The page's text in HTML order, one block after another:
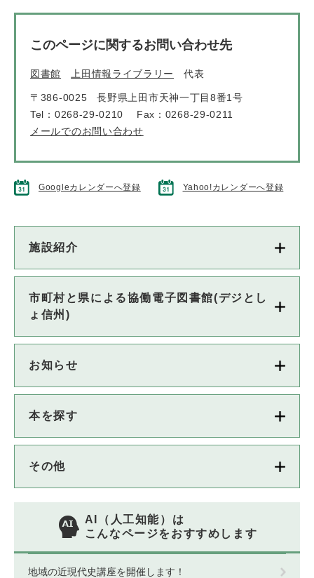
このページに関するお問い合わせ先
図書館 上田情報ライブラリー 代表
〒386-0025
長野県上田市天神一丁目8番1号
Tel：0268-29-0210
Fax：0268-29-0211
メールでのお問い合わせ
Googleカレンダーへ登録 Yahoo!カレンダーへ登録
施設紹介
市町村と県による協働電子図書館(デジとし
ょ信州)
お知らせ
本を探す
その他
AI（人工知能）は
こんなページをおすすめします
地域の近現代史講座を開催します！